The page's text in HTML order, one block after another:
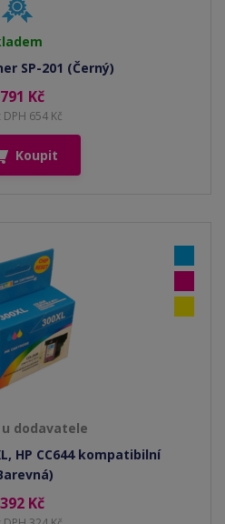
SP-201 (Černý)
791 Kč
DPH 654 Kč
Koupit
dodavatele
HP CC644 kompatibilní
392 Kč